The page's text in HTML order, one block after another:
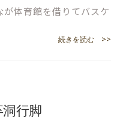
体育館を借りてバスケ
続きを読む >>
行脚